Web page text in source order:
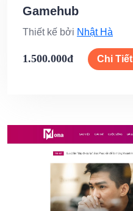
Gamehub
Thiết kế bởi Nhật Hà
1.500.000đ Chi Tiết